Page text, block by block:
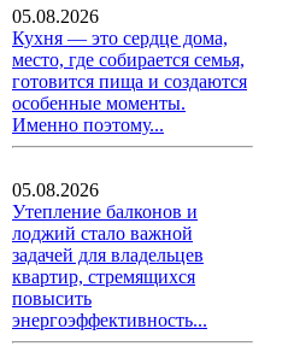
05.08.2026
Кухня — это сердце дома,
место, где собирается семья,
готовится пища и создаются
особенные моменты.
Именно поэтому...
05.08.2026
Утепление балконов и
лоджий стало важной
задачей для владельцев
квартир, стремящихся
повысить
энергоэффективность...